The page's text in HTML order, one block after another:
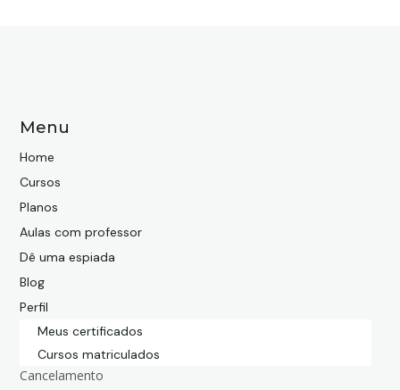
Menu
Home
Cursos
Planos
Aulas com professor
Dê uma espiada
Blog
Perfil
Meus certificados
Cursos matriculados
Cancelamento